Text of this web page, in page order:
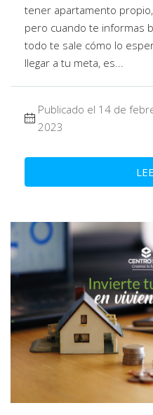
tener apartamento
pero cuando te informas
todo te sale cómo lo
llegar a tu meta, es...
Publicado el 14 de
2023